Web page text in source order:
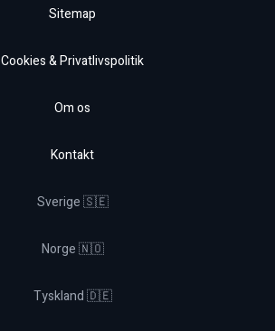
Sitemap
Cookies & Privatlivspolitik
Om os
Kontakt
Sverige 🇸🇪
Norge 🇳🇴
Tyskland 🇩🇪